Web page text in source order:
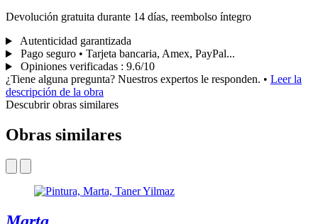
Devolución gratuita durante 14 días, reembolso íntegro
Autenticidad garantizada
Pago seguro • Tarjeta bancaria, Amex, PayPal...
Opiniones verificadas : 9.6/10
¿Tiene alguna pregunta? Nuestros expertos le responden. • Leer la
descripción de la obra
Descubrir obras similares
Obras similares